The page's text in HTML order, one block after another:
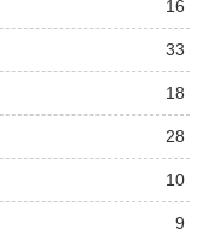
16
33
18
28
10
9